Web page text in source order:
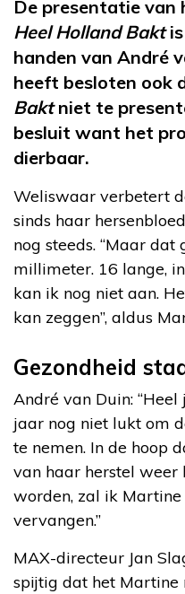
De presentatie van
Heel Holland Baktis
handen van André
heeft besloten ook
Baktniet te
besluit want het
dierbaar.
Weliswaar verbetert
sinds haar
nog steeds. “Maar
millimeter. 16 lange,
kan ik nog niet aan.
kan zeggen”, aldus
Gezondheid
André van Duin:
jaar nog niet lukt om
te nemen. In de hoop
van haar herstel weer
worden, zal ik
vervangen.”
MAX-directeur Jan
spijtig dat het Martine